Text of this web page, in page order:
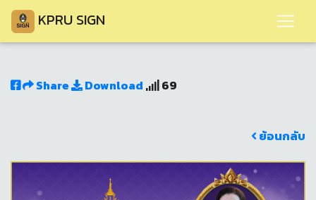
KPRU SIGN
Share Download 69
ย้อนกลับ